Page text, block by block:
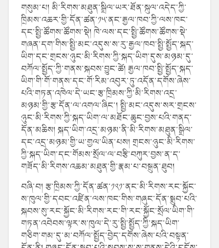
གསུམ་པ། མི་རིགས་མཐུན་སྒྲིལ་ཡར་ཐོན་སྐུལ་འདེད་ཀྱི་
ཁྲིམས་འཆར་གྱི་དོན་ཚན་༡༥་ནང་རྒྱལ་ཁབ་ཀྱི་ལས་ཁང་
དང་སྤྱི་ཚོགས་ཚོགས་སྡེ། ཁེ་ལས་དང་སྤྱི་ཚོགས་ཚོགས་སྡེ་
གཞན་དག་གིས་སྤྱི་མང་འདུས་ས་རུ་རྒྱལ་ཁབ་སྤྱི་སྤྱོད་སྐད་
ཡིག་དང་གྲངས་ཉུང་མི་རིགས་ཀྱི་སྐད་ཡིག་དུས་མཉམ་དུ་
བཀོལ་སྤྱོད་ཀྱི་གནས་སྐབས་བྱུང་ཚེ། རྒྱལ་ཁབ་སྤྱི་སྤྱོད་སྐད་
ཡིག་གི་གོ་གནས་དང་གོ་རིམ་འབུར་ཏུ་འདོན་དགོས་ཞེས་
པའི་གཏན་འཁེལ་དེ་ཡང་རྩ་ཁྲིམས་ཀྱི་མི་རིགས་འདྲ་
མཉམ་གྱི་རྩ་དོན་ལ་འགལ་ཞིང་། སྤྱི་མང་འདུས་སར་གྲངས་
ཉུང་མི་རིགས་ཀྱི་སྐད་ཡིག་ལ་མཐོང་ཆུང་བྱས་པའི་གནད་
དོན་མཆིས། སྐད་ཡིག་འདྲ་མཉམ་ནི་མི་རིགས་མཐུན་སྒྲིལ་
དང་འདྲ་མཉམ་གྱི་ཡ་གྱལ་ཡིན་པས། གྲངས་ཉུང་མི་རིགས་
ཀྱི་སྐད་ཡིག་དང་གོམས་སྲོལ་ལ་བརྩི་བཀུར་བྱས་ན་ད་
གཟོད་མི་རིགས་འཆམ་མཐུན་གྱི་རྣམ་པ་བསྐྲུན་ཐུབ།
བཞི་བ། རྩ་ཁྲིམས་ཀྱི་དོན་ཚན་༡༢༡་ནང་མི་རིགས་རང་སྐྱོང་
ས་ཁུལ་གྱི་དབང་འཛིན་ལས་ཁང་གིས་གཞུང་དོན་སྒྲུབ་པའི་
སྐབས་སུ་རང་སྐྱོང་མི་རིགས་རང་གི་རང་སྐྱོང་སྲོལ་ཡིག་གི་
གཏན་འབེབས་ལྟར་ས་ཁུལ་དེ་རུ་སྤྱི་སྤྱོད་ཀྱི་སྐད་ཡིག་
གཅིག་གམ་དུ་མ་བཀོལ་སྤྱོད་བྱེད་དགོས་ཞེས་པའི་བསྟན་